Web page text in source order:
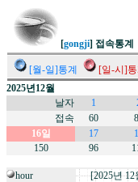
[gongji] 접속통계
[월-일]통계 [일-시]통
2025년12월
날자
1
접속
60
16일
17
150
96
hour
[2025년 12